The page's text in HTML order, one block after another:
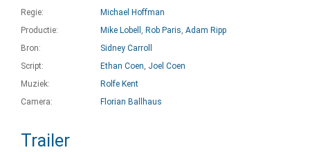
Regie:
Michael Hoffman
Productie:
Mike Lobell , Rob Paris, Adam Ripp
Bron:
Sidney Carroll
Script:
Ethan Coen, Joel Coen
Muziek:
Rolfe Kent
Camera:
Florian Ballhaus
Trailer